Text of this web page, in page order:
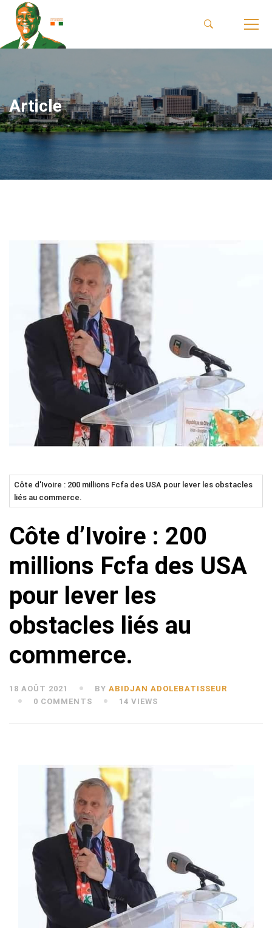
Article
Côte d'Ivoire : 200 millions Fcfa des USA pour lever les obstacles
liés au commerce.
Côte d’Ivoire : 200
millions Fcfa des USA
pour lever les
obstacles liés au
commerce.
18 AOÛT 2021 BY ABIDJAN ADOLEBATISSEUR
0 COMMENTS
14 VIEWS